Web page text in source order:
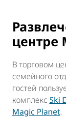
центре
В торговом
семейного
гостей
комплекс Ski
Magic Planet.